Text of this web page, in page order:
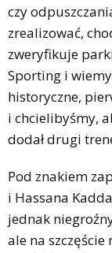
czy
zrealizować,
zweryfikuje
Sporting i
historyczne,
i chcielibyśmy,
dodał drugi
Pod znakiem
i Hassana
jednak
ale na szczęście